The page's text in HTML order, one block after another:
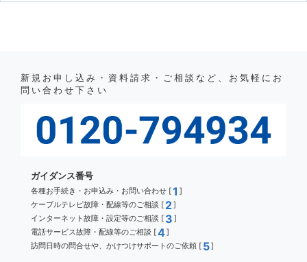
新規お申し込み・資料請求・ご相談など、お気軽にお
問い合わせ下さい
ガイダンス番号
各種お手続き・お申込み・お問い合わせ [1 ]
ケーブルテレビ故障・配線等のご相談 [ 2]
インターネット故障・設定等のご相談 [ 3 ]
電話サービス故障・配線等のご相談 [4]
訪問日時の問合せや、かけつけサポートのご依頼 [ 5]